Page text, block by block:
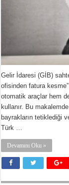
Gelir İdaresi (GİB)
ofisinden fatura
otomatik araçlar hem
kullanır. Bu
bayrakların tetiklediği
Türk …
Devamını Oku »